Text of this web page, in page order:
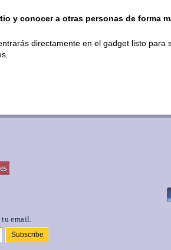
y conocer a otras personas de forma
directamente en el gadget listo para
email.